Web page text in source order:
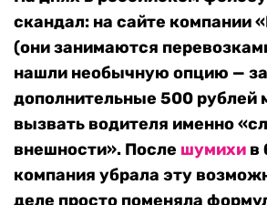
скандал: на сайте компании
(они занимаются
нашли необычную опцию — за
дополнительные 500 рублей
вызвать водителя именно
внешности». После шумихи в
компания убрала эту
деле просто поменяла